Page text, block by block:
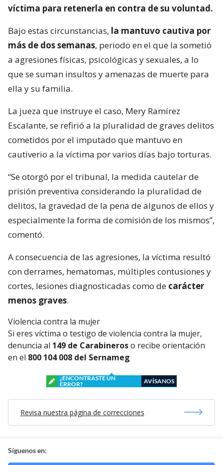
víctima para retenerla en contra de su voluntad.
Bajo estas circunstancias, la mantuvo cautiva por
más de dos semanas, periodo en el que la sometió
a agresiones físicas, psicológicas y sexuales, a lo
que se suman insultos y amenazas de muerte para
ella y su familia.
La jueza que instruye el caso, Mery Ramírez
Escalante, se refirió a la pluralidad de graves delitos
cometidos por el imputado que mantuvo en
cautiverio a la víctima por varios días bajo torturas.
“Se otorgó por el tribunal, la medida cautelar de
prisión preventiva considerando la pluralidad de
delitos, la gravedad de la pena de algunos de ellos y
especialmente la forma de comisión de los mismos”,
comentó.
A consecuencia de las agresiones, la víctima resultó
con derrames, hematomas, múltiples contusiones y
cortes, lesiones diagnosticadas como de carácter
menos graves.
Violencia contra la mujer
Si eres víctima o testigo de violencia contra la mujer,
denuncia al 149 de Carabineroso recibe orientación
en el 800 104 008 del Sernameg
¿ENCONTRASTE UN
ERROR?
AVÍSANOS
Revisa nuestra página de correcciones
Síguenos en: